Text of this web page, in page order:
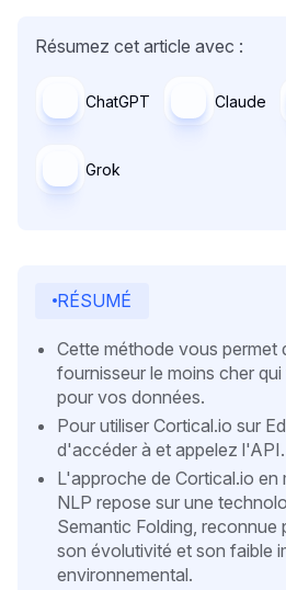
Résumez cet article avec :
ChatGPT Claude
Grok
RÉSUMÉ
Cette méthode vous permet
fournisseur le moins cher
pour vos données.
Pour utiliser Cortical.io sur
d'accéder à et appelez l'API.
L'approche de Cortical.io en
NLP repose sur une
Semantic Folding, reconnue
son évolutivité et son faible
environnemental.